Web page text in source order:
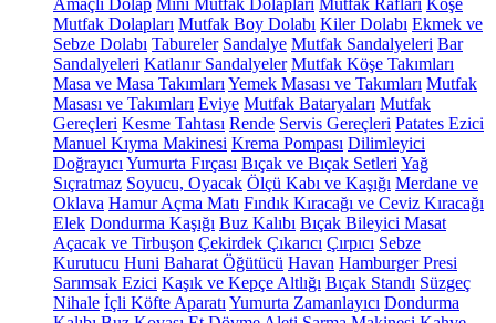
Amaçlı Dolap Mini Mutfak Dolapları Mutfak Rafları Köşe
Mutfak Dolapları Mutfak Boy Dolabı Kiler Dolabı Ekmek ve
Sebze Dolabı Tabureler Sandalye Mutfak Sandalyeleri Bar
Sandalyeleri Katlanır Sandalyeler Mutfak Köşe Takımları
Masa ve Masa Takımları Yemek Masası ve Takımları Mutfak
Masası ve Takımları Eviye Mutfak Bataryaları Mutfak
Gereçleri Kesme Tahtası Rende Servis Gereçleri Patates Ezici
Manuel Kıyma Makinesi Krema Pompası Dilimleyici
Doğrayıcı Yumurta Fırçası Bıçak ve Bıçak Setleri Yağ
Sıçratmaz Soyucu, Oyacak Ölçü Kabı ve Kaşığı Merdane ve
Oklava Hamur Açma Matı Fındık Kıracağı ve Ceviz Kıracağı
Elek Dondurma Kaşığı Buz Kalıbı Bıçak Bileyici Masat
Açacak ve Tirbuşon Çekirdek Çıkarıcı Çırpıcı Sebze
Kurutucu Huni Baharat Öğütücü Havan Hamburger Presi
Sarımsak Ezici Kaşık ve Kepçe Altlığı Bıçak Standı Süzgeç
Nihale İçli Köfte Aparatı Yumurta Zamanlayıcı Dondurma